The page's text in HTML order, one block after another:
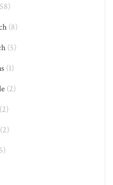
(8)
(5)
(1)
(2)